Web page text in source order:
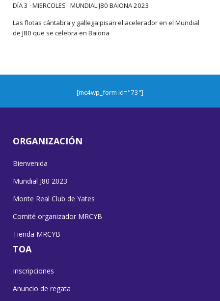
DÍA 3 · MIERCOLES · MUNDIAL J80 BAIONA 2023
Las flotas cántabra y gallega pisan el acelerador en el Mundial
de J80 que se celebra en Baiona
[mc4wp_form id="73"]
ORGANIZACIÓN
Bienvenida
Mundial J80 2023
Monte Real Club de Yates
Comité organizador MRCYB
Tienda MRCYB
TOA
Inscripciones
Anuncio de regata